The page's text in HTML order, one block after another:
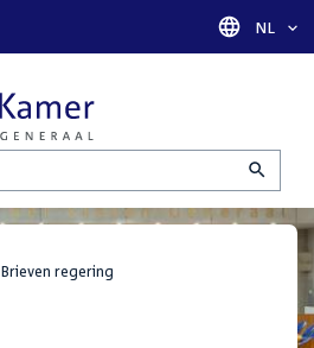
Taal
NL
Brieven regering